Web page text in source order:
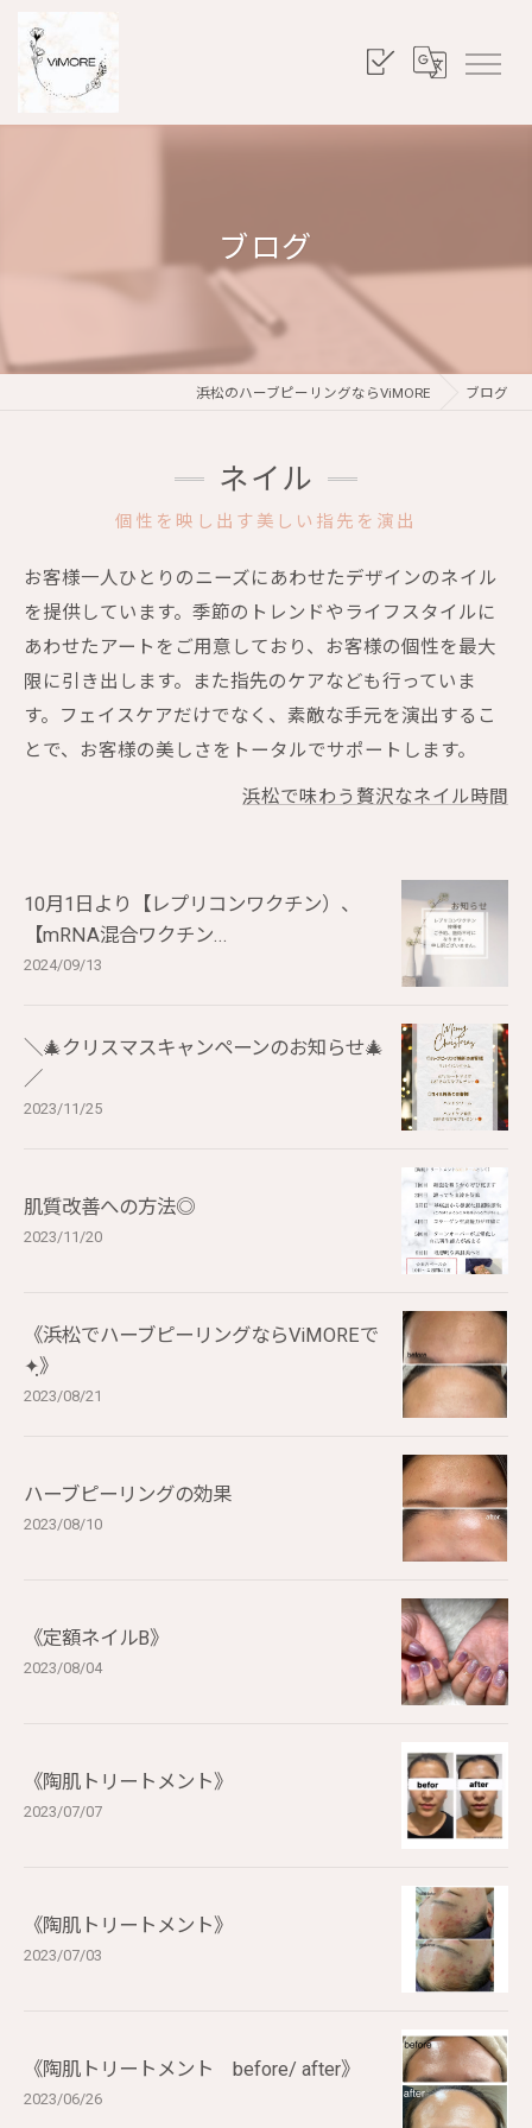
ブログ
浜松のハーブピーリングならViMORE ブログ
ネイル
個性を映し出す美しい指先を演出
お客様一人ひとりのニーズにあわせたデザインのネイル
を提供しています。季節のトレンドやライフスタイルに
あわせたアートをご用意しており、お客様の個性を最大
限に引き出します。また指先のケアなども行っていま
す。フェイスケアだけでなく、素敵な手元を演出するこ
とで、お客様の美しさをトータルでサポートします。
浜松で味わう贅沢なネイル時間
10月1日より【レプリコンワクチン）、
【mRNA混合ワクチン...
2024/09/13
＼🎄クリスマスキャンペーンのお知らせ🎄
／
2023/11/25
肌質改善への方法◎
2023/11/20
《浜松でハーブピーリングならViMOREで
✦ฺ》
2023/08/21
ハーブピーリングの効果
2023/08/10
《定額ネイルB》
2023/08/04
《陶肌トリートメント》
2023/07/07
《陶肌トリートメント》
2023/07/03
《陶肌トリートメント before/ after》
2023/06/26